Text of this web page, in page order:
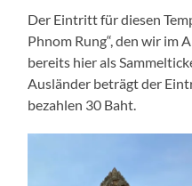
Der Eintritt für diesen
Phnom Rung“, den wir im
bereits hier als
Ausländer beträgt der
bezahlen 30 Baht.